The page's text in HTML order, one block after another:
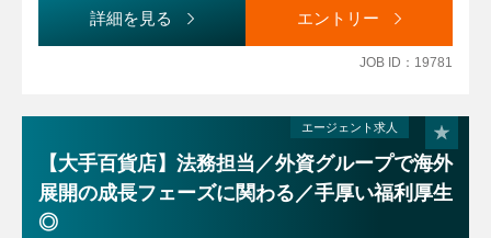
・コンプライアンス教育・研修の企画運営
・グローバルコンプライアンス会議の運営
・コンプライアンスアンケートの実施
・競争法に関する対応
・新事業・デジタル活用領域における法務支援
・フレックス制度やテレワーク制度を活用しながら長期的な
詳細を見る エントリー
JOB ID：19781
エージェント求人
【大手百貨店】法務担当／外資グループで海外
展開の成長フェーズに関わる／手厚い福利厚生
◎